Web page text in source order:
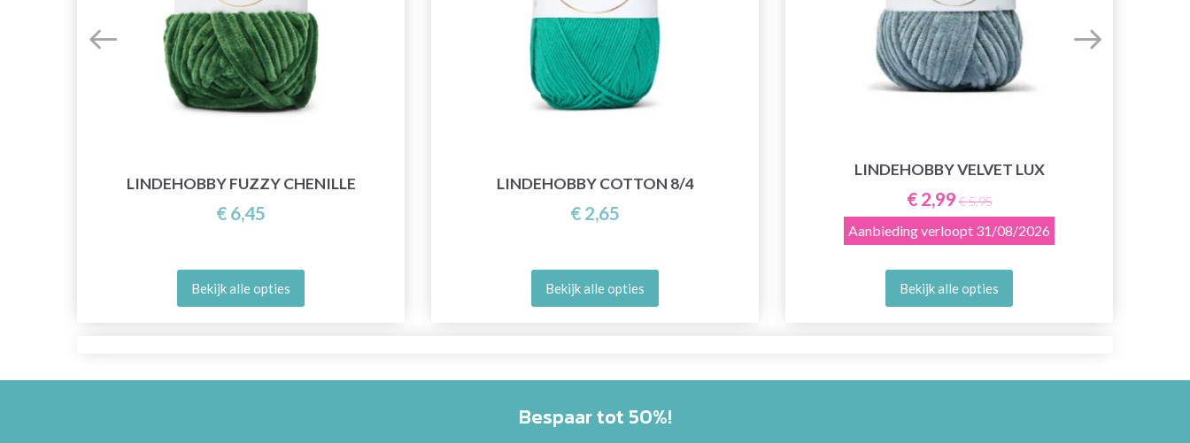
LINDEHOBBY FUZZY CHENILLE
€ 6,45
Bekijk alle opties
LINDEHOBBY COTTON 8/4
€ 2,65
Bekijk alle opties
LINDEHOBBY VELVET LUX
€ 2,99 € 5,95
Aanbieding verloopt 31/08/2026
Bekijk alle opties
Bespaar tot 50%!